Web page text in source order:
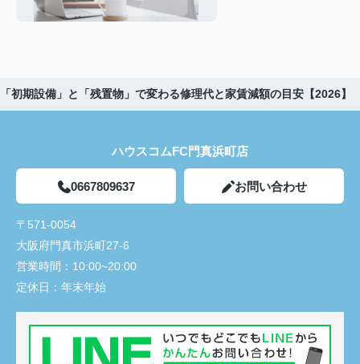
初期設備」と「残置物」で変わる修理代と家賃減額の目安【2026】
ハウスコムFC門真浜町店
0667809637 お問い合わせ
〒571-0054
大阪府門真市浜町27-6
営業時間： 10:00~20:00
定休日： 年末年始